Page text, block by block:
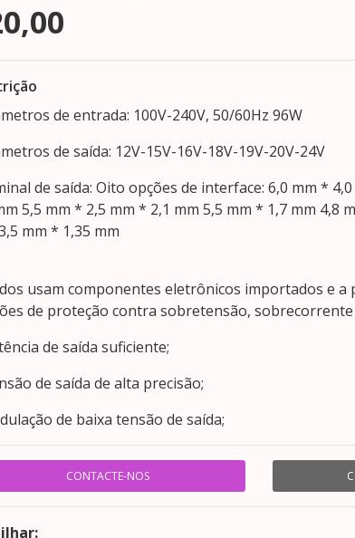
de entrada: 100V-240V, 50/60Hz 96W
de saída: 12V-15V-16V-18V-19V-20V-24V
de saída: Oito opções de interface: 6,0 mm *
5,5 mm * 2,5 mm * 2,1 mm 5,5 mm * 1,7 mm 4,8
mm * 1,35 mm
usam componentes eletrônicos importados e a
de proteção contra sobretensão,
de saída suficiente;
de saída de alta precisão;
de baixa tensão de saída;
CONTACTE-NOS